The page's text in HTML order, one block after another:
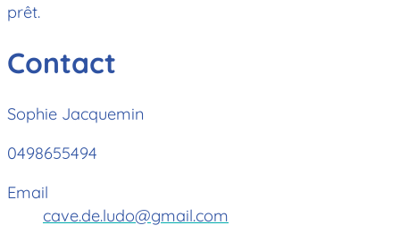
prêt.
Contact
Sophie Jacquemin
0498655494
Email
cave.de.ludo@gmail.com